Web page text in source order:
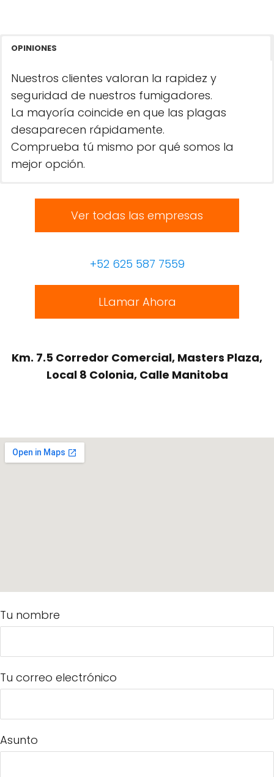
OPINIONES
Nuestros clientes valoran la rapidez y
seguridad de nuestros fumigadores.
La mayoría coincide en que las plagas
desaparecen rápidamente.
Comprueba tú mismo por qué somos la
mejor opción.
Ver todas las empresas
+52 625 587 7559
LLamar Ahora
Km. 7.5 Corredor Comercial, Masters Plaza,
Local 8 Colonia, Calle Manitoba
Tu nombre
Tu correo electrónico
Asunto